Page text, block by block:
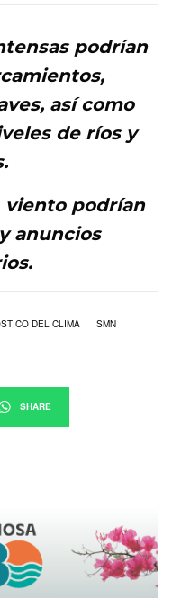
podrían
así como
de ríos y
viento podrían
anuncios
DEL CLIMA SMN
SHARE